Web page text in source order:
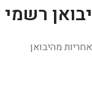
יבואן רשמי
אחריות מהיבואן